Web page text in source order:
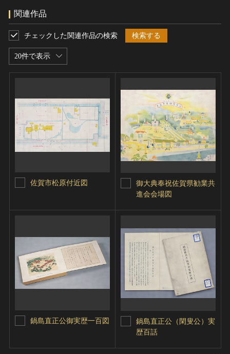
関連作品
20件で表示
チェックした関連作品の検索 検索する
佐賀市松原付近図
御大典奉祝佐賀県勧業共
進会会場図
鍋島直正公御実歴一百図
鍋島直正公（閑叟公）実
歴百話